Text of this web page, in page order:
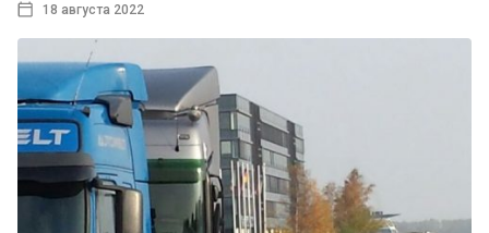
18 августа 2022